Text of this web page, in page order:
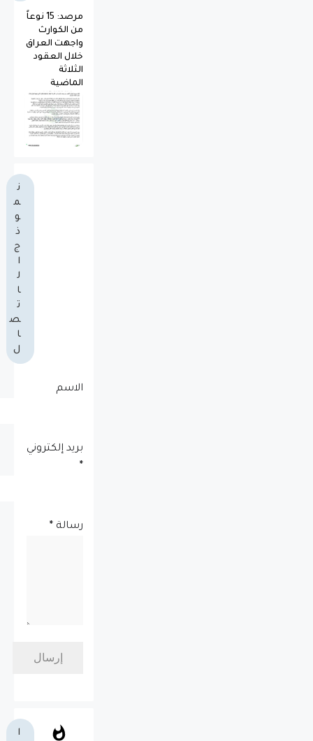
مرصد: 15 نوعاً
من الكوارث
واجهت العراق
خلال العقود
الثلاثة
الماضية
ن
م
و
ذ
ج
ا
ل
ا
ت
ص
ا
ل
الاسم
بريد إلكتروني
*
رسالة *
ا